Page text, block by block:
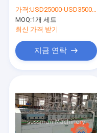
제품
동영상
조정합니다
가격:USD25000-USD35000 Per set
MOQ:1개 세트
최신 가격 받기
지금 연락